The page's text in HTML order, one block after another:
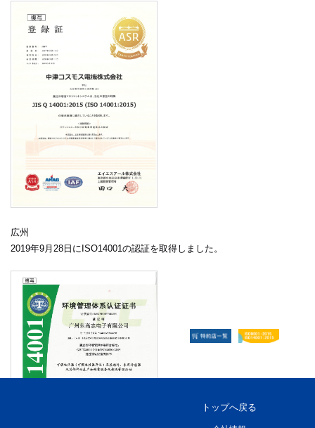
広州
2019年9月28日にISO14001の認証を取得しました。
トップへ戻る